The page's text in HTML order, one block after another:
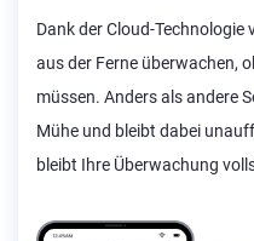
Dank der Cloud-Technologie
aus der Ferne überwachen,
müssen. Anders als andere
Mühe und bleibt dabei
bleibt Ihre Überwachung